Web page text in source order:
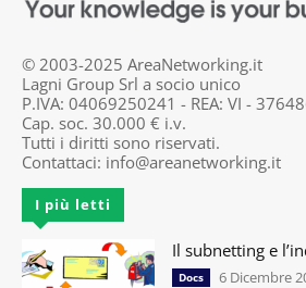
© 2003-2025 AreaNetworking.it
Lagni Group Srl a socio unico
P.IVA: 04069250241 - REA: VI -
Cap. soc. 30.000 € i.v.
Tutti i diritti sono riservati.
Contattaci: info@areanetworking.it
I più letti
Il subnetting e
Docs 6 Dicembre